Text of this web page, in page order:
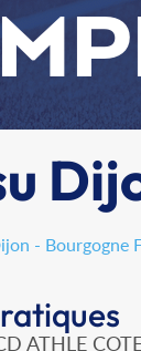
- Bourgogne
ATHLE